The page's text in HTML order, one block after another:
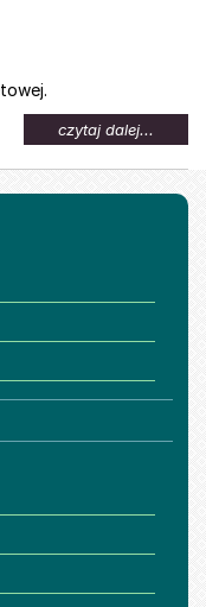
czytaj dalej...
temat: